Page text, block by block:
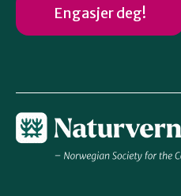
Engasjer deg!